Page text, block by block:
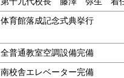
体育館落成記念式典挙行
全普通教室空調設備完備
南校舎エレベーター完備